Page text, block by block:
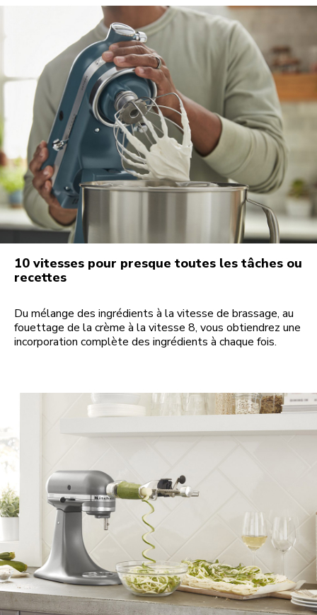
10 vitesses pour presque toutes les tâches ou
recettes
Du mélange des ingrédients à la vitesse de brassage, au
fouettage de la crème à la vitesse 8, vous obtiendrez une
incorporation complète des ingrédients à chaque fois.